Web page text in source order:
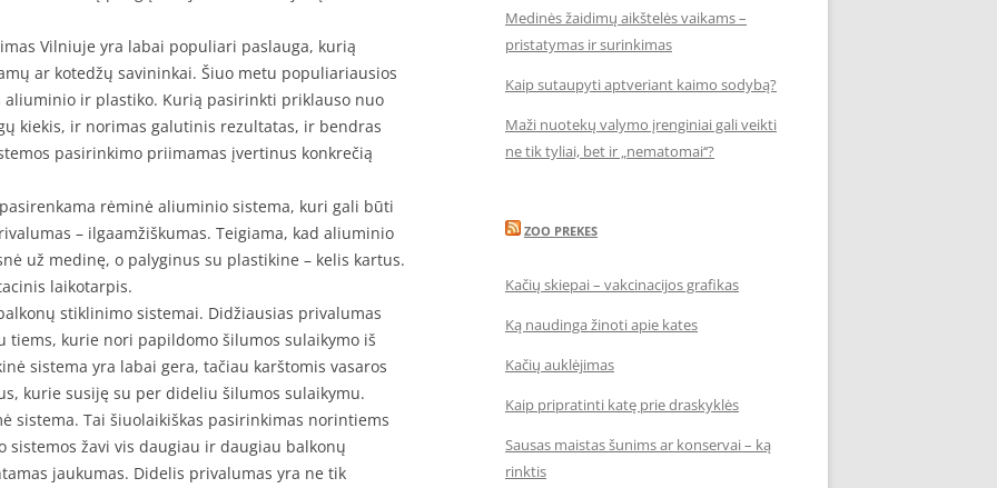
Vilniuje yra labai populiari paslauga, kurią
ar kotedžų savininkai. Šiuo metu populiariausios
ir plastiko. Kurią pasirinkti priklauso nuo
kiekis, ir norimas galutinis rezultatas, ir bendras
pasirinkimo priimamas įvertinus konkrečią
rėminė aliuminio sistema, kuri gali būti
– ilgaamžiškumas. Teigiama, kad aliuminio
už medinę, o palyginus su plastikine – kelis kartus.
laikotarpis.
stiklinimo sistemai. Didžiausias privalumas
kurie nori papildomo šilumos sulaikymo iš
sistema yra labai gera, tačiau karštomis vasaros
kurie susiję su per dideliu šilumos sulaikymu.
sistema. Tai šiuolaikiškas pasirinkimas norintiems
sistemos žavi vis daugiau ir daugiau balkonų
jaukumas. Didelis privalumas yra ne tik
Medinės žaidimų aikštelės vaikams –
pristatymas ir surinkimas
Kaip sutaupyti aptveriant kaimo sodybą?
Maži nuotekų valymo įrenginiai gali veikti
ne tik tyliai, bet ir „nematomai‘‘?
ZOO PREKES
Kačių skiepai – vakcinacijos grafikas
Ką naudinga žinoti apie kates
Kačių auklėjimas
Kaip pripratinti katę prie draskyklės
Sausas maistas šunims ar konservai – ką
rinktis